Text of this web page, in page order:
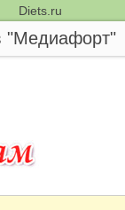
Diets.ru
"Медиафорт"